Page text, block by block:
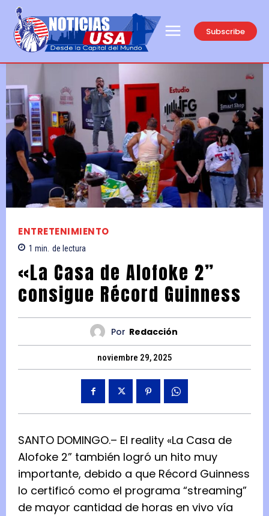
Subscribe
ENTRETENIMIENTO
1 min. de lectura
«La Casa de Alofoke 2”
consigue Récord Guinness
Por Redacción
noviembre 29, 2025
SANTO DOMINGO.– El reality «La Casa de
Alofoke 2” también logró un hito muy
importante, debido a que Récord Guinness
lo certificó como el programa “streaming”
de mayor cantidad de horas en vivo vía